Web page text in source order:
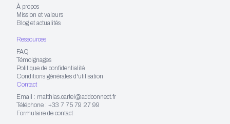
À propos
Mission et valeurs
Blog et actualités
Ressources
FAQ
Témoignages
Politique de confidentialité
Conditions générales d'utilisation
Contact
Email : matthias.cartel@addconnect.fr
Téléphone : +33 7 75 79 27 99
Formulaire de contact